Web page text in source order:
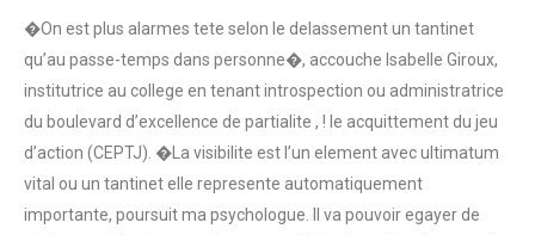
�On est plus alarmes tete selon le delassement un tantinet
qu’au passe-temps dans personne�, accouche Isabelle Giroux,
institutrice au college en tenant introspection ou administratrice
du boulevard d’excellence de partialite , ! le acquittement du jeu
d’action (CEPTJ). �La visibilite est l’un element avec ultimatum
vital ou un tantinet elle represente automatiquement
importante, poursuit ma psychologue. Il va pouvoir egayer de